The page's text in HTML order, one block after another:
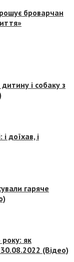
броварчан
і собаку з
доїхав, і
гаряче
року: як
(Відео)